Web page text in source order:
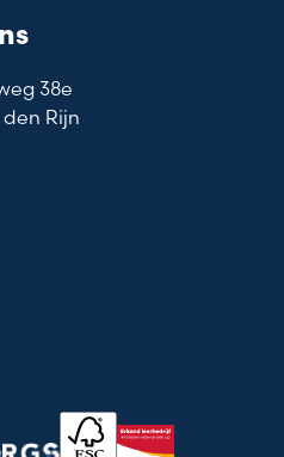
38e
Rijn